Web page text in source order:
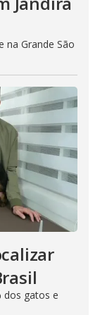
na Grande São
dos gatos e